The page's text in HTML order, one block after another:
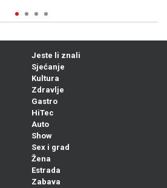
Jeste li znali
Sjećanje
Kultura
Zdravlje
Gastro
HiTec
Auto
Show
Sex i grad
Žena
Estrada
Zabava